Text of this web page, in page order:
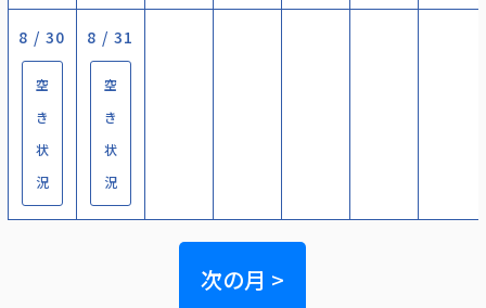
8 / 30
空
き
状
況
8 / 31
空
き
状
況
次の月 >